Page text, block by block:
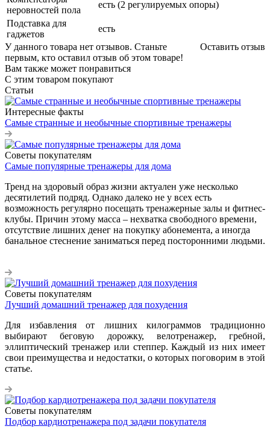
неровностей пола
есть (2 регулируемых опоры)
Подставка для
гаджетов
есть
Оставить отзыв
У данного товара нет отзывов. Станьте
первым, кто оставил отзыв об этом товаре!
Вам также может понравиться
С этим товаром покупают
Статьи
Интересные факты
Самые странные и необычные спортивные тренажеры
Советы покупателям
Самые популярные тренажеры для дома
Тренд на здоровый образ жизни актуален уже несколько
десятилетий подряд. Однако далеко не у всех есть
возможность регулярно посещать тренажерные залы и фитнес-
клубы. Причин этому масса – нехватка свободного времени,
отсутствие лишних денег на покупку абонемента, а иногда
банальное стеснение заниматься перед посторонними людьми.
Советы покупателям
Лучший домашний тренажер для похудения
Для избавления от лишних килограммов традиционно
выбирают беговую дорожку, велотренажер, гребной,
эллиптический тренажер или степпер. Каждый из них имеет
свои преимущества и недостатки, о которых поговорим в этой
статье.
Советы покупателям
Подбор кардиотренажера под задачи покупателя